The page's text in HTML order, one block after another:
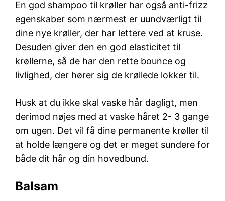
En god shampoo til krøller har også anti-frizz
egenskaber som nærmest er uundværligt til
dine nye krøller, der har lettere ved at kruse.
Desuden giver den en god elasticitet til
krøllerne, så de har den rette bounce og
livlighed, der hører sig de krøllede lokker til.
Husk at du ikke skal vaske hår dagligt, men
derimod nøjes med at vaske håret 2- 3 gange
om ugen. Det vil få dine permanente krøller til
at holde længere og det er meget sundere for
både dit hår og din hovedbund.
Balsam